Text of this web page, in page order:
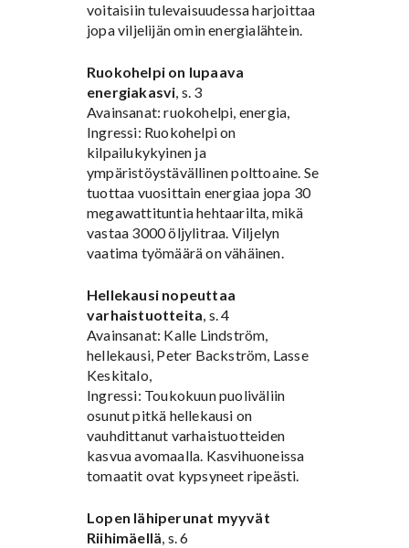
voitaisiin tulevaisuudessa harjoittaa
jopa viljelijän omin energialähtein.
Ruokohelpi on lupaava
energiakasvi, s. 3
Avainsanat: ruokohelpi, energia,
Ingressi: Ruokohelpi on
kilpailukykyinen ja
ympäristöystävällinen polttoaine. Se
tuottaa vuosittain energiaa jopa 30
megawattituntia hehtaarilta, mikä
vastaa 3000 öljylitraa. Viljelyn
vaatima työmäärä on vähäinen.
Hellekausi nopeuttaa
varhaistuotteita, s. 4
Avainsanat: Kalle Lindström,
hellekausi, Peter Backström, Lasse
Keskitalo,
Ingressi: Toukokuun puoliväliin
osunut pitkä hellekausi on
vauhdittanut varhaistuotteiden
kasvua avomaalla. Kasvihuoneissa
tomaatit ovat kypsyneet ripeästi.
Lopen lähiperunat myyvät
Riihimäellä, s. 6